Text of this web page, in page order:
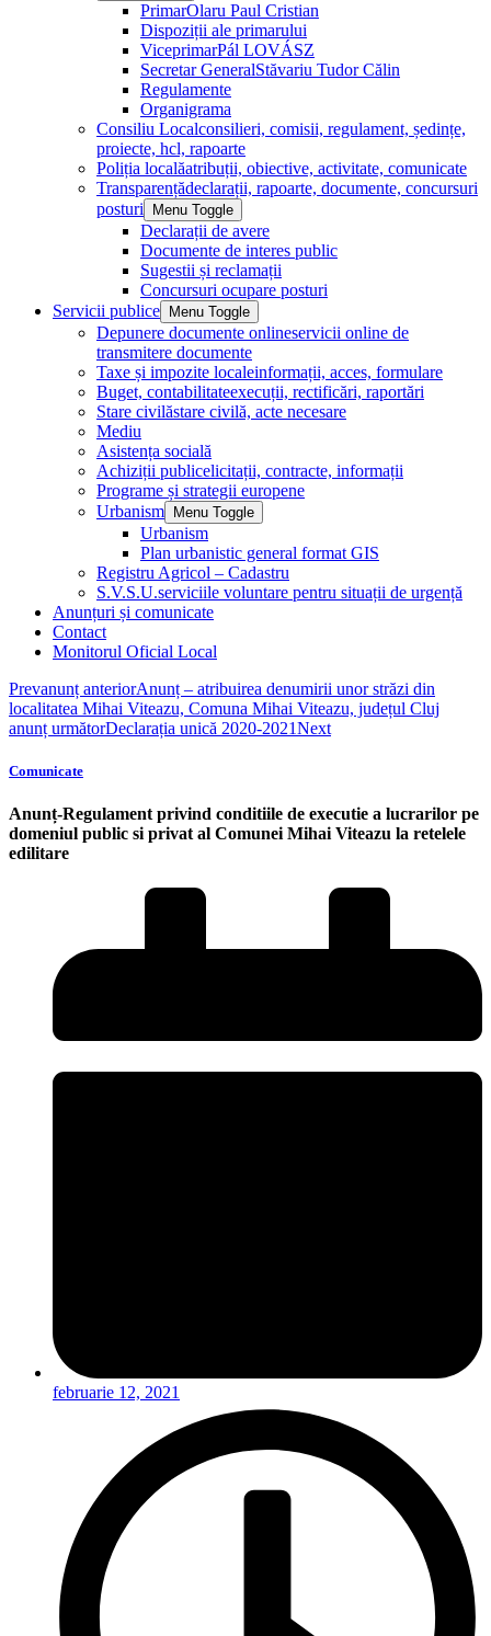
PrimarOlaru Paul Cristian
Dispoziții ale primarului
ViceprimarPál LOVÁSZ
Secretar GeneralStăvariu Tudor Călin
Regulamente
Organigrama
Consiliu Localconsilieri, comisii, regulament, ședințe,
proiecte, hcl, rapoarte
Poliția localăatribuții, obiective, activitate, comunicate
Transparențădeclarații, rapoarte, documente, concursuri
posturi
Menu Toggle
Declarații de avere
Documente de interes public
Sugestii și reclamații
Concursuri ocupare posturi
Servicii publice
Menu Toggle
Depunere documente onlineservicii online de
transmitere documente
Taxe și impozite localeinformații, acces, formulare
Buget, contabilitateexecuții, rectificări, raportări
Stare civilăstare civilă, acte necesare
Mediu
Asistența socială
Achiziții publicelicitații, contracte, informații
Programe și strategii europene
Urbanism
Menu Toggle
Urbanism
Plan urbanistic general format GIS
Registru Agricol – Cadastru
S.V.S.U.serviciile voluntare pentru situații de urgență
Anunțuri și comunicate
Contact
Monitorul Oficial Local
Prevanunț anteriorAnunț – atribuirea denumirii unor străzi din
localitatea Mihai Viteazu, Comuna Mihai Viteazu, județul Cluj
anunț următorDeclarația unică 2020-2021Next
Comunicate
Anunț-Regulament privind conditiile de executie a lucrarilor pe
domeniul public si privat al Comunei Mihai Viteazu la retelele
edilitare
februarie 12, 2021